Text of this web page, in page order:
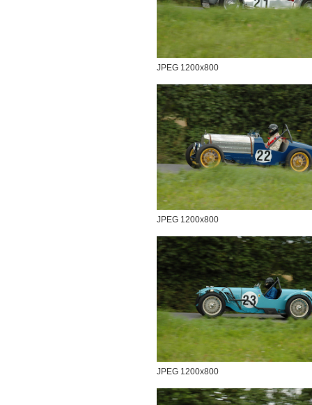
JPEG 1200x800
JPEG 1200x800
JPEG 1200x800